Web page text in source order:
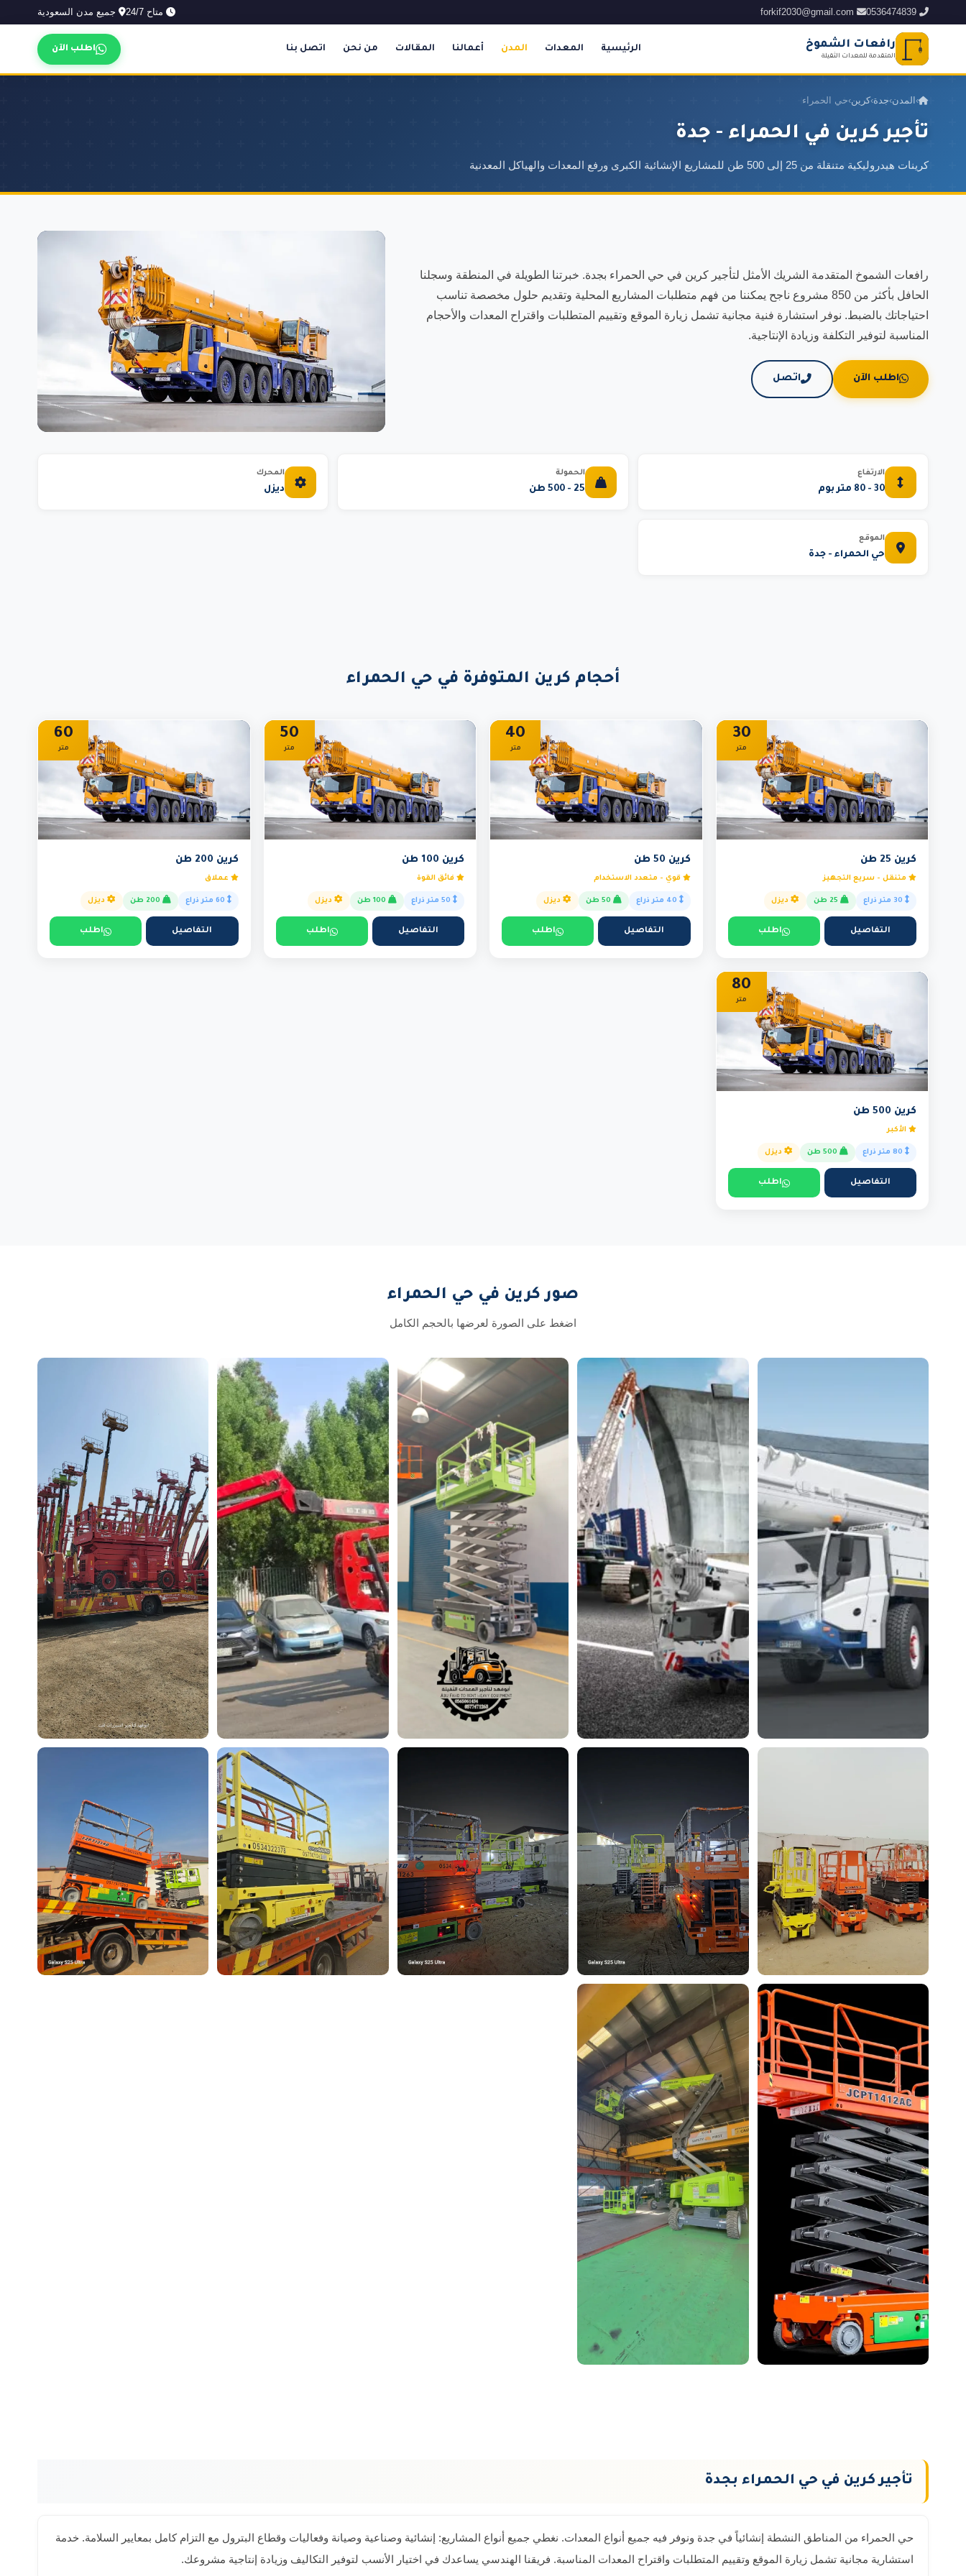
0536474839
forkif2030@gmail.com متاح 24/7 جميع مدن السعودية
رافعات الشموخ
المتقدمة للمعدات الثقيلة
الرئيسية المعدات المدن أعمالنا المقالات من نحن اتصل بنا اطلب الآن
› المدن›جدة›كرين›حي الحمراء
تأجير كرين في الحمراء - جدة
كرينات هيدروليكية متنقلة من 25 إلى 500 طن للمشاريع الإنشائية الكبرى ورفع المعدات والهياكل المعدنية
رافعات الشموخ المتقدمة الشريك الأمثل لتأجير كرين في حي الحمراء بجدة. خبرتنا الطويلة في المنطقة وسجلنا
الحافل بأكثر من 850 مشروع ناجح يمكننا من فهم متطلبات المشاريع المحلية وتقديم حلول مخصصة تناسب
احتياجاتك بالضبط. نوفر استشارة فنية مجانية تشمل زيارة الموقع وتقييم المتطلبات واقتراح المعدات والأحجام
المناسبة لتوفير التكلفة وزيادة الإنتاجية.
اطلب الآن اتصل
الارتفاع
30 - 80 متر بوم
الحمولة
25 - 500 طن
المحرك
ديزل
الموقع
حي الحمراء - جدة
أحجام كرين المتوفرة في حي الحمراء
30
متر
كرين 25 طن
متنقل - سريع التجهيز
ديزل
التفاصيل اطلب
40
متر
كرين 50 طن
قوي - متعدد الاستخدام
ديزل
التفاصيل اطلب
50
متر
كرين 100 طن
فائق القوة
ديزل
التفاصيل اطلب
60
متر
كرين 200 طن
عملاق
ديزل
التفاصيل اطلب
80
متر
كرين 500 طن
الأكبر
ديزل
التفاصيل اطلب
صور كرين في حي الحمراء
اضغط على الصورة لعرضها بالحجم الكامل
تأجير كرين في حي الحمراء بجدة
حي الحمراء من المناطق النشطة إنشائياً في جدة ونوفر فيه جميع أنواع المعدات. نغطي جميع أنواع المشاريع: إنشائية وصناعية وصيانة وفعاليات وقطاع البترول مع التزام كامل بمعايير السلامة. خدمة
استشارية مجانية تشمل زيارة الموقع وتقييم المتطلبات واقتراح المعدات المناسبة. فريقنا الهندسي يساعدك في اختيار الأنسب لتوفير التكاليف وزيادة إنتاجية مشروعك.